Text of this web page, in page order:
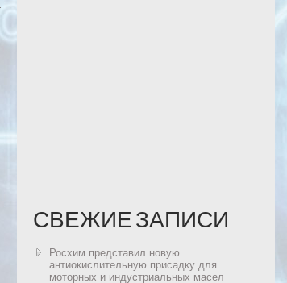
СВЕЖИЕ ЗАПИСИ
Росхим представил новую
антиокислительную присадку для
моторных и индустриальных масел